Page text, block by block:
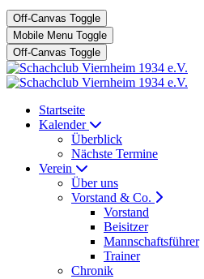
Off-Canvas Toggle
Mobile Menu Toggle
Off-Canvas Toggle
Startseite
Kalender
Überblick
Nächste Termine
Verein
Über uns
Vorstand & Co.
Vorstand
Beisitzer
Mannschaftsführer
Trainer
Chronik